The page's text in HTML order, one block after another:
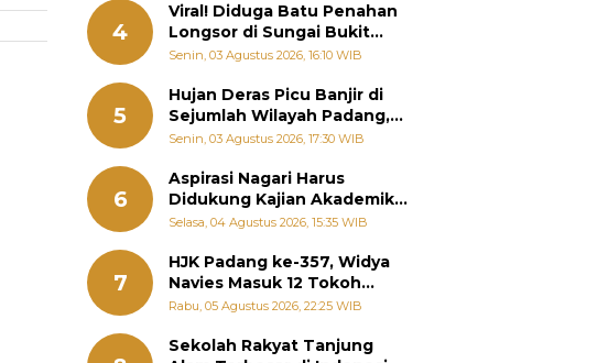
4
Viral! Diduga Batu Penahan
Longsor di Sungai Bukit
Nago Padang Diambil, Warga
Senin, 03 Agustus 2026, 16:10 WIB
5
Hujan Deras Picu Banjir di
Sejumlah Wilayah Padang,
Fadly Amran Perintahkan
Senin, 03 Agustus 2026, 17:30 WIB
6
Aspirasi Nagari Harus
Didukung Kajian Akademik,
Zigo Rolanda: Agar Mudah
Kementerian
Selasa, 04 Agustus 2026, 15:35 WIB
7
HJK Padang ke-357, Widya
Navies Masuk 12 Tokoh
Masyarakat Penerima
Padang
Rabu, 05 Agustus 2026, 22:25 WIB
Sekolah Rakyat Tanjung